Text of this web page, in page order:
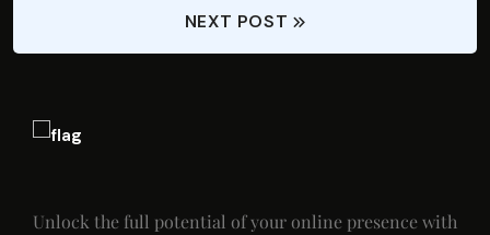
NEXT POST
Unlock the full potential of your online presence with